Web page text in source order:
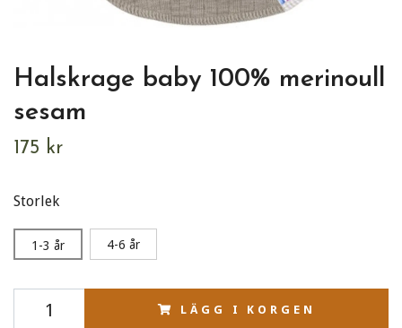
Halskrage baby 100% merinoull
sesam
175 kr
Storlek
1-3 år 4-6 år
LÄGG I KORGEN